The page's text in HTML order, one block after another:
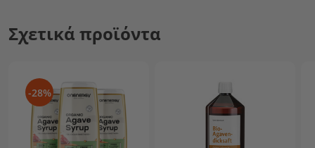
Σχετικά προϊόντα
-28%